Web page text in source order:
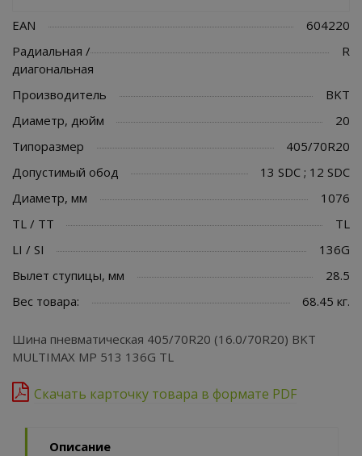
EAN
604220
Радиальная /
диагональная
R
Производитель
BKT
Диаметр, дюйм
20
Типоразмер
405/70R20
Допустимый обод
13 SDC ; 12 SDC
Диаметр, мм
1076
TL / TT
TL
LI / SI
136G
Вылет ступицы, мм
28.5
Вес товара:
68.45 кг.
Шина пневматическая 405/70R20 (16.0/70R20) BKT
MULTIMAX MP 513 136G TL
Скачать карточку товара в формате PDF
Описание